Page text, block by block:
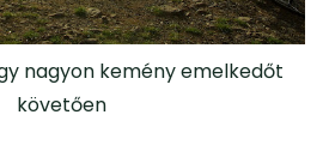
nagyon kemény emelkedőt
követően